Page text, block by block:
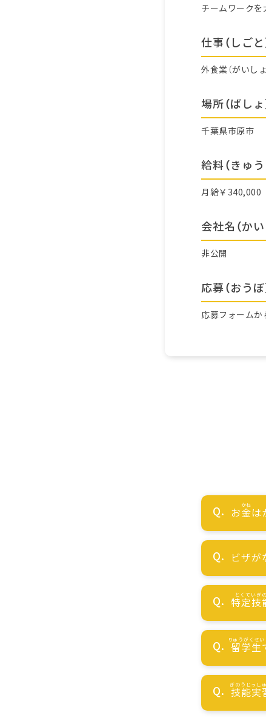
チームワークを
仕事（しごと
外食業（がいし
場所（ばしょ
千葉県市原市
給料（きゅう
月給￥340,000
会社名（か
非公開
応募（おうぼ
応募フォームか
お金は
ビザが
特定技
留学生
技能実